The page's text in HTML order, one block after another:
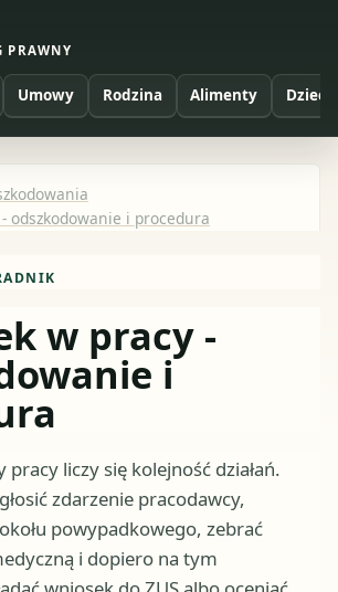
PRAWNY
Umowy Rodzina Alimenty Dzieci
odszkodowanie i procedura
w pracy -
i
liczy się kolejność działań.
zdarzenie pracodawcy,
powypadkowego, zebrać
i dopiero na tym